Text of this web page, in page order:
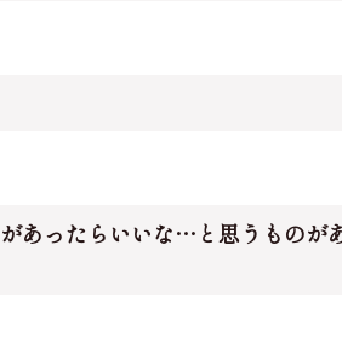
あったらいいな…と思うものが